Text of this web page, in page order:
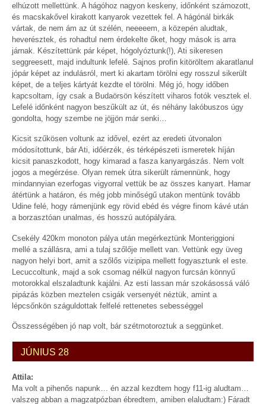
elhúzott mellettünk. A hágóhoz nagyon keskeny, időnként számozott,
és macskakővel kirakott kanyarok vezettek fel. A hágónál birkák
vártak, de nem ám az út szélén, neeeeem, a közepén aludtak,
heverésztek, és rohadtul nem érdekelte őket, hogy mások is arra
járnak. Készítettünk pár képet, hógolyóztunk(!), Ati sikeresen
seggreesett, majd indultunk lefelé. Sajnos profin kitöröltem akaratlanul
jópár képet az indulásról, mert ki akartam törölni egy rosszul sikerült
képet, de a teljes kártyát kezdte el törölni. Még jó, hogy időben
kapcsoltam, így csak a Budaörsön készített viharos fotók vesztek el.
Lefelé időnként nagyon beszűkült az út, és néhány lakóbuszos úgy
gondolta, hogy szembe ne jöjjön már senki…
Kicsit szűkösen voltunk az idővel, ezért az eredeti útvonalon
módosítottunk, bár Ati, időérzék, és térképészeti ismeretek híján
kicsit panaszkodott, hogy kimarad a fasza kanyargászás. Nem volt
jogos a megérzése. Olyan remek útra sikerült rámennünk, hogy
mindannyian ezerfogas vigyorral vettük be az összes kanyart. Hamar
átértünk a határon, és még jobb minőségű utakon mentünk tovább
Udine felé, hogy rámenjünk egy rövid ebéd és végre finom kávé után
a borzasztóan unalmas, és hosszú autópályára.
Csekély 420km monoton pálya után megérkeztünk Monteriggioni
mellé a szállásra, ami a tulaj szőlője mellett van. Vettünk egy üveg
nagyon helyi bort, amit a szőlős vizipipa mellett fogyasztunk el este.
Lecuccoltunk, majd a sok csomag nélkül nagyon furcsán könnyű
motorokkal elszaladtunk kajálni. Az esti lassan már szokásossá váló
pipázás közben meztelen csigák versenyét néztük, amint a
lépcsőnkön száguldottak felfelé rettenetes sebességgel
Összességében jó nap volt, bár szétmotoroztuk a seggünket.
JÚNIUS 28
Attila:
Ma volt a pihenős napunk… én azzal kezdtem hogy f11-ig aludtam…
valszeg abban a magzatpózban ébredtem, amiben elaludtam:) Fáradt